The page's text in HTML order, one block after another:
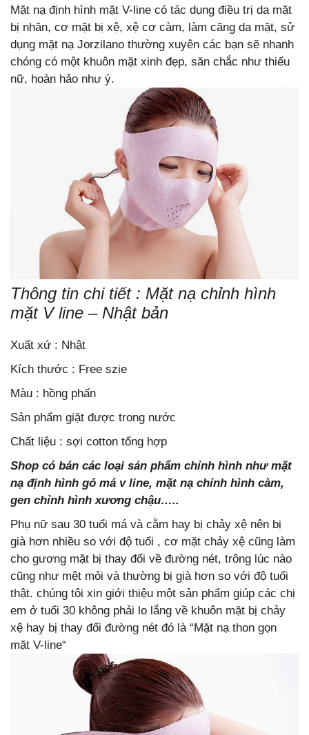
Mặt nạ định hình mặt V-line có tác dụng điều trị da mặt
bị nhăn, cơ mặt bị xệ, xệ cơ càm, làm căng da mặt, sử
dụng mặt nạ Jorzilano thường xuyên các bạn sẽ nhanh
chóng có một khuôn mặt xinh đẹp, săn chắc như thiếu
nữ, hoàn hảo như ý.
Thông tin chi tiết : Mặt nạ chỉnh hình
mặt V line – Nhật bản
Xuất xứ : Nhật
Kích thước : Free szie
Màu : hồng phấn
Sản phẩm giặt được trong nước
Chất liệu : sợi cotton tổng hợp
Shop có bán các loại sản phẩm chỉnh hình như mặt
nạ định hình gó má v line, mặt nạ chỉnh hình càm,
gen chỉnh hình xương chậu…..
Phụ nữ sau 30 tuổi má và cằm hay bị chảy xệ nên bị
già hơn nhiều so với độ tuổi , cơ mặt chảy xệ cũng làm
cho gương mặt bị thay đổi về đường nét, trông lúc nào
cũng như mệt mỏi và thường bị già hơn so với độ tuổi
thật. chúng tôi xin giới thiệu một sản phẩm giúp các chị
em ở tuổi 30 không phải lo lắng về khuôn mặt bị chảy
xệ hay bị thay đổi đường nét đó là “Mặt nạ thon gọn
mặt V-line“